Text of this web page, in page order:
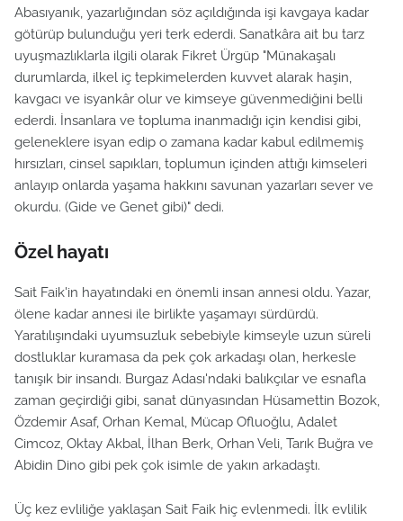
Abasıyanık, yazarlığından söz açıldığında işi kavgaya kadar
götürüp bulunduğu yeri terk ederdi. Sanatkâra ait bu tarz
uyuşmazlıklarla ilgili olarak Fikret Ürgüp "Münakaşalı
durumlarda, ilkel iç tepkimelerden kuvvet alarak haşin,
kavgacı ve isyankâr olur ve kimseye güvenmediğini belli
ederdi. İnsanlara ve topluma inanmadığı için kendisi gibi,
geleneklere isyan edip o zamana kadar kabul edilmemiş
hırsızları, cinsel sapıkları, toplumun içinden attığı kimseleri
anlayıp onlarda yaşama hakkını savunan yazarları sever ve
okurdu. (Gide ve Genet gibi)" dedi.
Özel hayatı
Sait Faik'in hayatındaki en önemli insan annesi oldu. Yazar,
ölene kadar annesi ile birlikte yaşamayı sürdürdü.
Yaratılışındaki uyumsuzluk sebebiyle kimseyle uzun süreli
dostluklar kuramasa da pek çok arkadaşı olan, herkesle
tanışık bir insandı. Burgaz Adası'ndaki balıkçılar ve esnafla
zaman geçirdiği gibi, sanat dünyasından Hüsamettin Bozok,
Özdemir Asaf, Orhan Kemal, Mücap Ofluoğlu, Adalet
Cimcoz, Oktay Akbal, İlhan Berk, Orhan Veli, Tarık Buğra ve
Abidin Dino gibi pek çok isimle de yakın arkadaştı.
Üç kez evliliğe yaklaşan Sait Faik hiç evlenmedi. İlk evlilik